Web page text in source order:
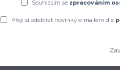
BIO trnka
Souhlasím se zpracováním
Přeji si odebírat novinky e-mailem dle